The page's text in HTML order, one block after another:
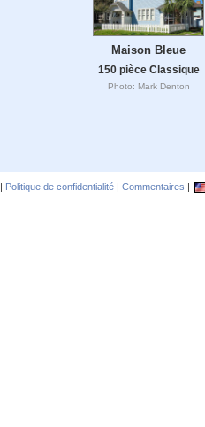
Maison Bleue
150 pièce Classique
Photo: Mark Denton
| Politique de confidentialité | Commentaires |